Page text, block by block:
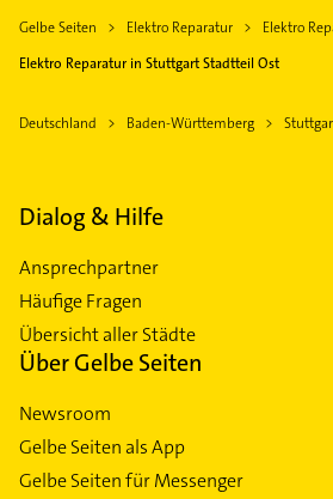
Gelbe Seiten Elektro Reparatur
Elektro
Elektro Reparatur in Stuttgart Stadtteil Ost
Deutschland Baden-Württemberg
Dialog & Hilfe
Ansprechpartner
Häufige Fragen
Übersicht aller Städte
Über Gelbe Seiten
Newsroom
Gelbe Seiten als App
Gelbe Seiten für Messenger